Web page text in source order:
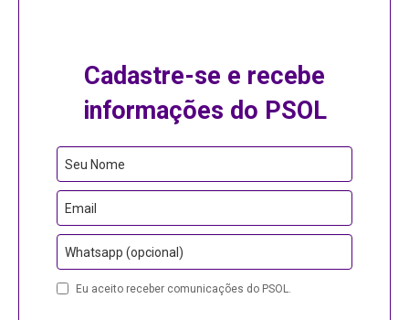
Cadastre-se e recebe
informações do PSOL
Website
URL
Seu Nome
Email
Whatsapp (opcional)
Eu aceito receber comunicações do PSOL.